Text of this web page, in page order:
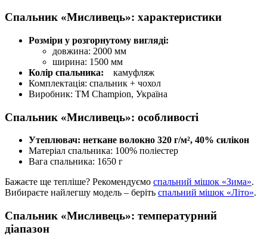
Спальник «Мисливець»: характеристики
Розміри у розгорнутому вигляді:
довжина: 2000 мм
ширина: 1500 мм
Колір спальника:
камуфляж
Комплектація: спальник + чохол
Виробник: ТМ Champion, Україна
Спальник «Мисливець»: особливості
Утеплювач: неткане волокно 320 г/м², 40% силікон
Матеріал спальника: 100% поліестер
Вага спальника: 1650 г
Бажаєте ще тепліше? Рекомендуємо спальний мішок «Зима».
Вибираєте найлегшу модель – беріть спальний мішок «Літо».
Спальник «Мисливець»: температурний
діапазон